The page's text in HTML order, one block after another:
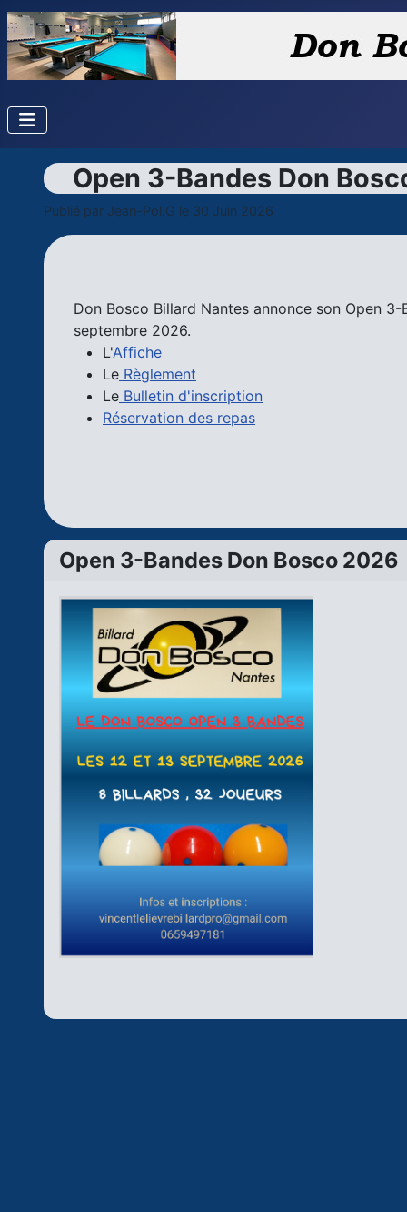
Open 3-Bandes Don Bosco 2026
Open 3-Bandes Don
Publié par Jean-Pol.G le 30 Juin 2026
Don Bosco Billard Nantes annonce son Open
septembre 2026.
L'Affiche
Le Règlement
Le Bulletin d'inscription
Réservation des repas